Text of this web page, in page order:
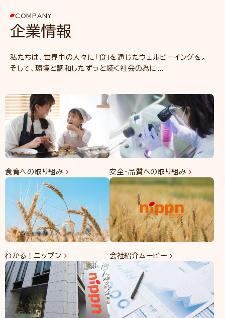
COMPANY
企業情報
私たちは、世界中の人々に「食」を通じたウェルビーイングを。
そして、環境と調和したずっと続く社会の為に...
食育への取り組み 安全・品質への取り組み
わかる！ニップン 会社紹介ムービー